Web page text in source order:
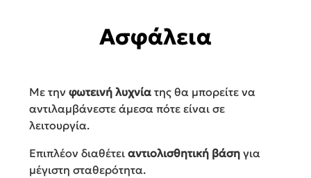
Ασφάλεια
Με την φωτεινή λυχνία της θα μπορείτε να
αντιλαμβάνεστε άμεσα πότε είναι σε
λειτουργία.
Επιπλέον διαθέτει αντιολισθητική βάση για
μέγιστη σταθερότητα.